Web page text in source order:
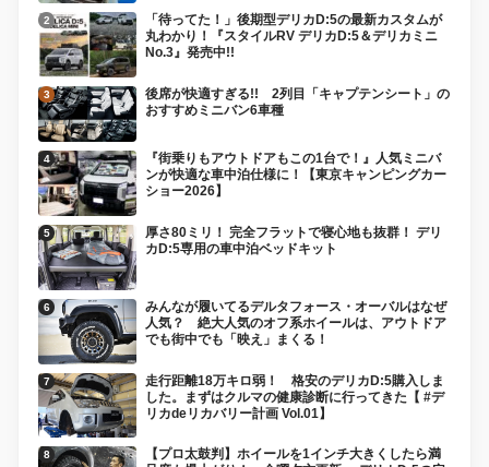
「待ってた！」後期型デリカD:5の最新カスタムが
丸わかり！『スタイルRV デリカD:5＆デリカミニ
No.3』発売中!!
後席が快適すぎる!! 2列目「キャプテンシート」の
おすすめミニバン6車種
『街乗りもアウトドアもこの1台で！』人気ミニバ
ンが快適な車中泊仕様に！【東京キャンピングカー
ショー2026】
厚さ80ミリ！ 完全フラットで寝心地も抜群！ デリ
カD:5専用の車中泊ベッドキット
みんなが履いてるデルタフォース・オーバルはなぜ
人気？ 絶大人気のオフ系ホイールは、アウトドア
でも街中でも「映え」まくる！
走行距離18万キロ弱！ 格安のデリカD:5購入しま
した。まずはクルマの健康診断に行ってきた【 #デ
リカdeリカバリー計画 Vol.01】
【プロ太鼓判】ホイールを1インチ大きくしたら満